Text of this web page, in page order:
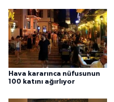
Hava kararınca nüfusunun
100 katını ağırlıyor